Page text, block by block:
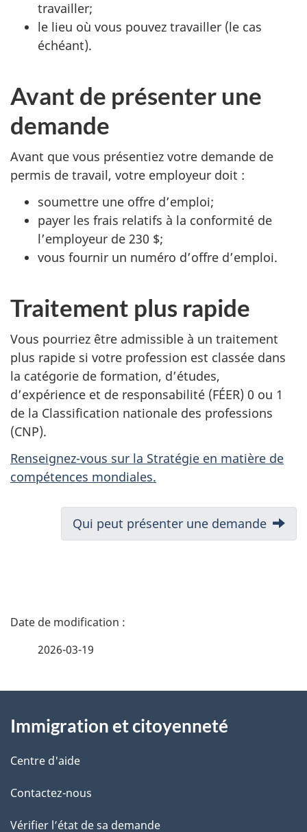
travailler;
le lieu où vous pouvez travailler (le cas
échéant).
Avant de présenter une
demande
Avant que vous présentiez votre demande de
permis de travail, votre employeur doit :
soumettre une offre d’emploi;
payer les frais relatifs à la conformité de
l’employeur de 230 $;
vous fournir un numéro d’offre d’emploi.
Traitement plus rapide
Vous pourriez être admissible à un traitement
plus rapide si votre profession est classée dans
la catégorie de formation, d’études,
d’expérience et de responsabilité (FÉER) 0 ou 1
de la Classification nationale des professions
(CNP).
Renseignez-vous sur la Stratégie en matière de
compétences mondiales.
a
o
d
u
d
o
Suivant:
Qui peut présenter une demande
D
i
l
s
d
2026-03-19
propos
de
ce
site
Immigration et citoyenneté
Centre d'aide
Contactez-nous
Vérifier l’état de sa demande